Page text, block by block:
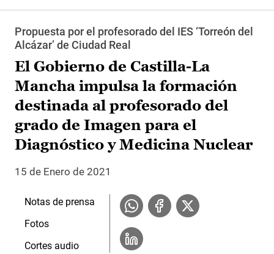
Propuesta por el profesorado del IES ‘Torreón del
Alcázar’ de Ciudad Real
El Gobierno de Castilla-La
Mancha impulsa la formación
destinada al profesorado del
grado de Imagen para el
Diagnóstico y Medicina Nuclear
15 de Enero de 2021
Notas de prensa
Fotos
Cortes audio